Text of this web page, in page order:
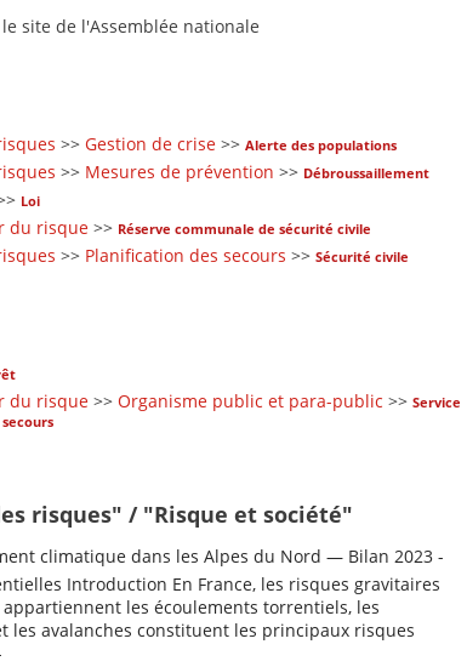
site de l'Assemblée nationale
>> Gestion de crise >> Alerte des populations
>> Mesures de prévention >> Débroussaillement
Loi
du risque >> Réserve communale de sécurité civile
>> Planification des secours >> Sécurité civile
du risque >> Organisme public et para-public >> Service
risques" / "Risque et société"
climatique dans les Alpes du Nord — Bilan 2023 -
Introduction En France, les risques gravitaires
les écoulements torrentiels, les
les avalanches constituent les principaux risques